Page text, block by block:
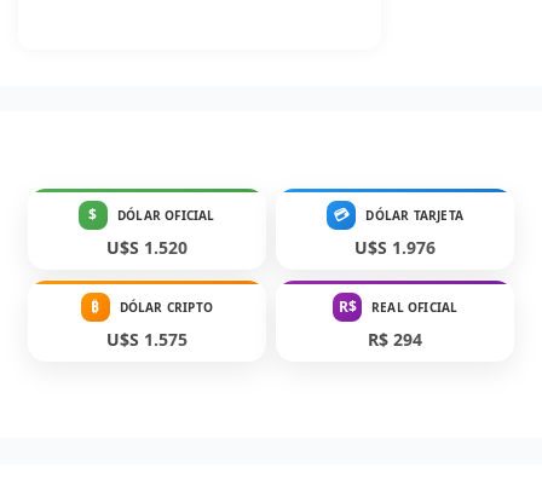
$ DÓLAR OFICIAL
U$S 1.520
💳 DÓLAR TARJETA
U$S 1.976
₿ DÓLAR CRIPTO
U$S 1.575
R$ REAL OFICIAL
R$ 294